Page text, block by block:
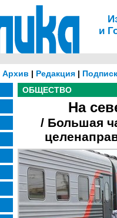
и
Архив | Редакция|
ОБЩЕСТВО
На
/ Большая